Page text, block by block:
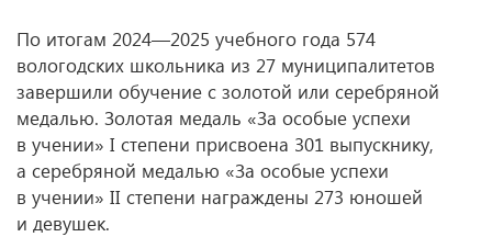
По итогам 2024—2025 учебного года 574
вологодских школьника из 27 муниципалитетов
завершили обучение с золотой или серебряной
медалью. Золотая медаль «За особые успехи
в учении» I степени присвоена 301 выпускнику,
а серебряной медалью «За особые успехи
в учении» II степени награждены 273 юношей
и девушек.